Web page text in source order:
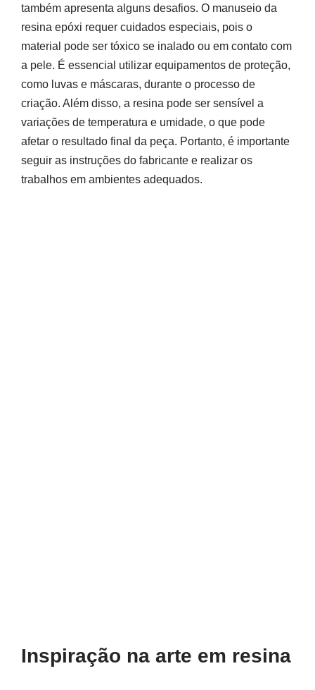
também apresenta alguns desafios. O manuseio da
resina epóxi requer cuidados especiais, pois o
material pode ser tóxico se inalado ou em contato com
a pele. É essencial utilizar equipamentos de proteção,
como luvas e máscaras, durante o processo de
criação. Além disso, a resina pode ser sensível a
variações de temperatura e umidade, o que pode
afetar o resultado final da peça. Portanto, é importante
seguir as instruções do fabricante e realizar os
trabalhos em ambientes adequados.
Inspiração na arte em resina